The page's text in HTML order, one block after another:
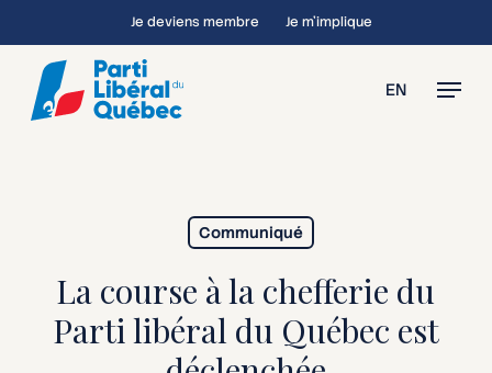
to
main
content
Je deviens membre Je m’implique
EN Menu
Communiqué
La course à la chefferie du
Parti libéral du Québec est